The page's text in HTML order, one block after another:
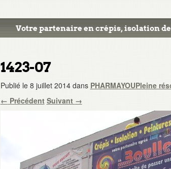
Votre partenaire en crépis, isolation de
1423-07
Publié le 8 juillet 2014dans PHARMAYOUPleine
← Précédent Suivant →